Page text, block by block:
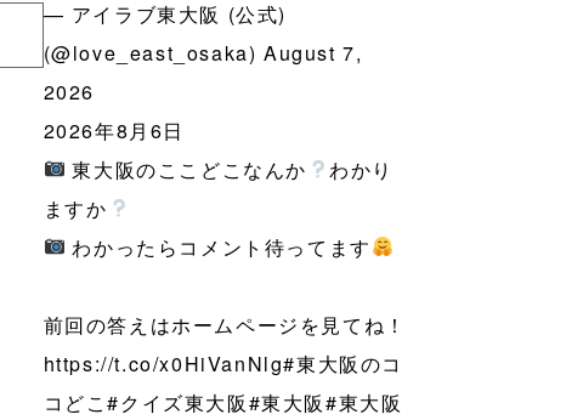
— アイラブ東大阪 (公式)
(@love_east_osaka) August 7,
2026
2026年8月6日
東大阪のここどこなんか
わかり
ますか
わかったらコメント待ってます
前回の答えはホームページを見てね！
https://t.co/x0HiVanNlg#東大阪のコ
コどこ#クイズ東大阪#東大阪#東大阪